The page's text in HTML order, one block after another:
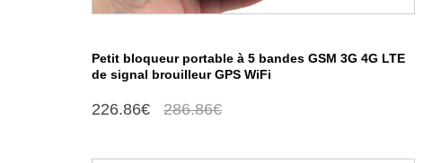
Petit bloqueur portable à 5 bandes GSM 3G 4G LTE
de signal brouilleur GPS WiFi
226.86€ 286.86€